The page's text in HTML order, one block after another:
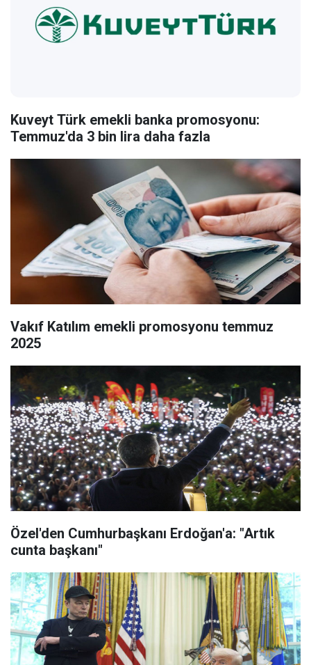
Kuveyt Türk emekli banka promosyonu:
Temmuz'da 3 bin lira daha fazla
Vakıf Katılım emekli promosyonu temmuz
2025
Özel'den Cumhurbaşkanı Erdoğan'a: "Artık
cunta başkanı"